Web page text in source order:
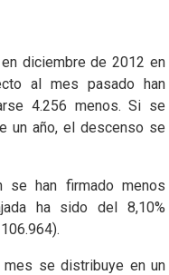
diciembre de 2012 en
al mes pasado han
4.256 menos. Si se
un año, el descenso se
se han firmado menos
ha sido del 8,10%
mes se distribuye en un